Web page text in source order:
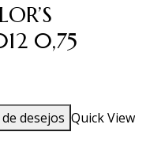
0,75
desejos Quick View